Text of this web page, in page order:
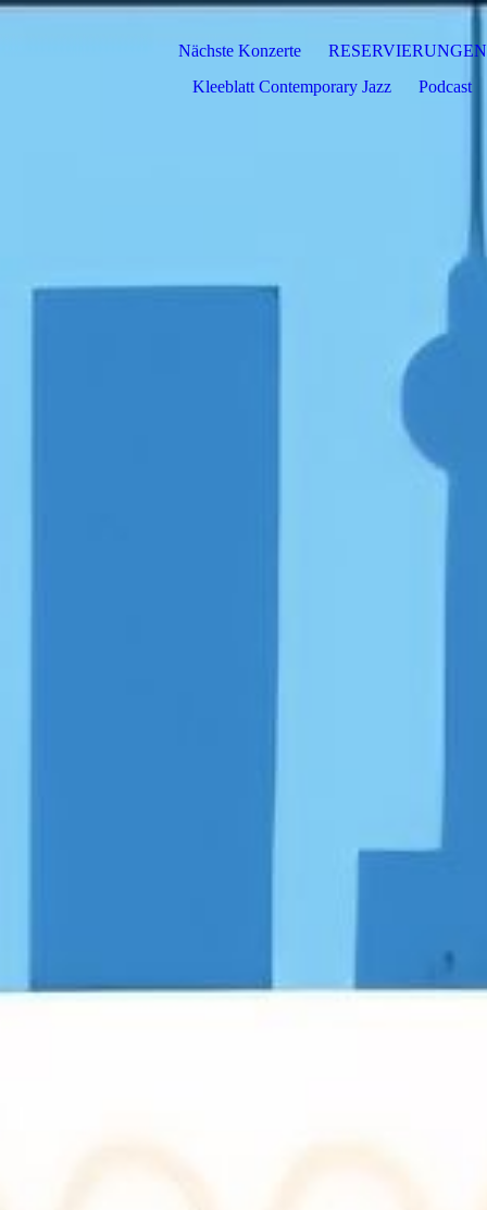
Nächste Konzerte RESERVIERUNGEN
Kleeblatt Contemporary Jazz
Podcast